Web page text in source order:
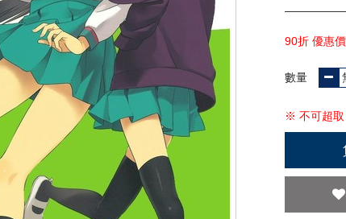
90折 優惠價
數量
※ 不可超取